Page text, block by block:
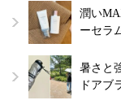
潤い
ーセラ
暑さと
ドアブ